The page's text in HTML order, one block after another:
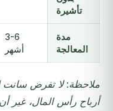
تأشيرة
مدة
المعالجة
3-6
أشهر
ملاحظة: لا تفرض
أرباح رأس المال،